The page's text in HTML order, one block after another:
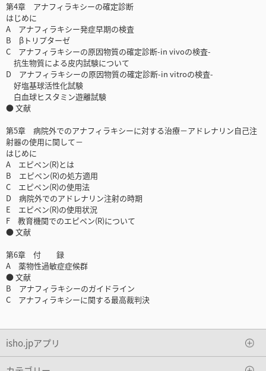
第4章 アナフィラキシーの確定診断
はじめに
A アナフィラキシー発症早期の検査
B βトリプターゼ
C アナフィラキシーの原因物質の確定診断-in vivoの検査-
抗生物質による皮内試験について
D アナフィラキシーの原因物質の確定診断-in vitroの検査-
好塩基球活性化試験
白血球ヒスタミン遊離試験
● 文献
第5章 病院外でのアナフィラキシーに対する治療－アドレナリン自己注
射器の使用に関して－
はじめに
A エピペン(R)とは
B エピペン(R)の処方適用
C エピペン(R)の使用法
D 病院外でのアドレナリン注射の時期
E エピペン(R)の使用状況
F 教育機関でのエピペン(R)について
● 文献
第6章 付 録
A 薬物性過敏症症候群
● 文献
B アナフィラキシーのガイドライン
C アナフィラキシーに関する最高裁判決
isho.jpアプリ